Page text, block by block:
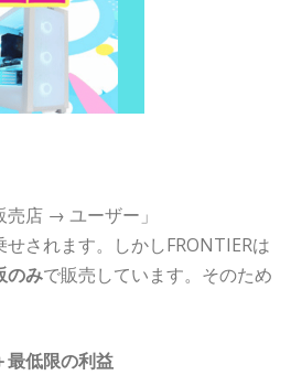
店 → ユーザー」
されます。しかしFRONTIERは
のみで販売しています。そのため
最低限の利益